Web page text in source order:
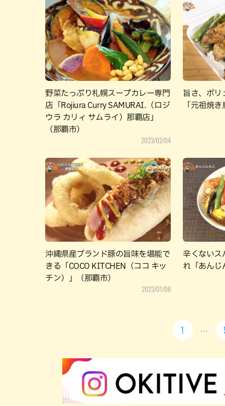
野菜たっぷり札幌スープカレー専門
店「Rojiura Curry SAMURAI.（ロジ
ウラ カリィ サムライ）那覇店」
（那覇市）
2023/02/04
旨さ、ボリ
「元祖焼き
沖縄県産ブランド豚の旨味を堪能で
きる「COCO KITCHEN（ココ キッ
チン）」（那覇市）
2023/01/06
辛くないス
れ「あんじ
1